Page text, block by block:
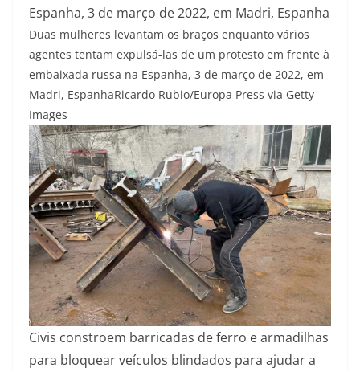
Espanha, 3 de março de 2022, em Madri, Espanha
Duas mulheres levantam os braços enquanto vários
agentes tentam expulsá-las de um protesto em frente à
embaixada russa na Espanha, 3 de março de 2022, em
Madri, EspanhaRicardo Rubio/Europa Press via Getty
Images
Civis constroem barricadas de ferro e armadilhas
para bloquear veículos blindados para ajudar a